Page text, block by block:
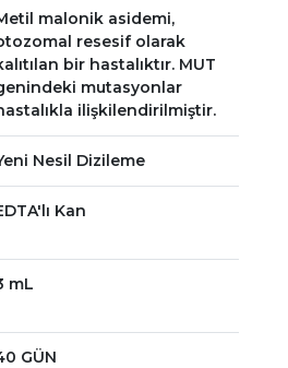
malonik asidemi,
resesif olarak
bir hastalıktır. MUT
mutasyonlar
ilişkilendirilmiştir.
Nesil Dizileme
Kan
mL
GÜN